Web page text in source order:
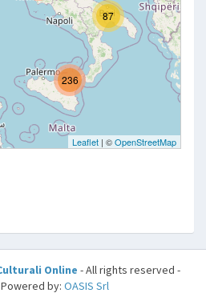
Online - All rights reserved -
Powered by: OASIS Srl